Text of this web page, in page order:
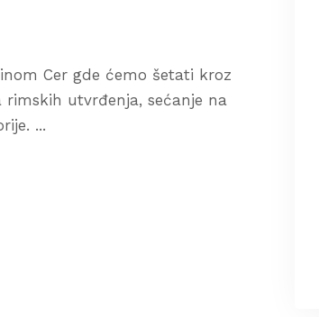
Cer gde ćemo šetati kroz
utvrđenja, sećanje na
...